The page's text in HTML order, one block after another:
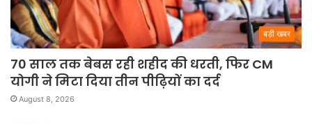
बड़ी खबर
70 साल तक बेबस रही शहीद की धरती, फिर CM
योगी ने मिटा दिया तीन पीढ़ियों का दर्द
August 8, 2026